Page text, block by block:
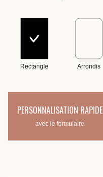
Rectangle Arrondis
PERSONNALISATION RAPIDE
avec le formulaire